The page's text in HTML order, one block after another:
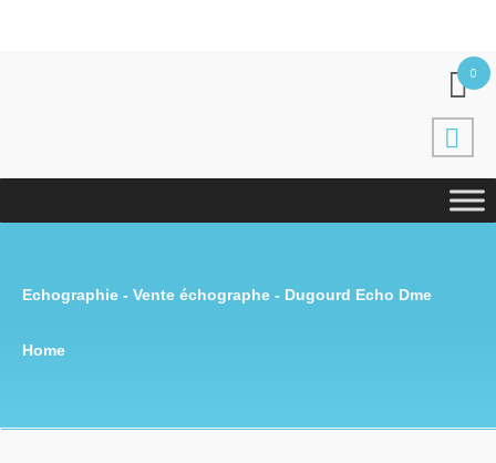
0
Echographie - Vente échographe - Dugourd Echo Dme
Home